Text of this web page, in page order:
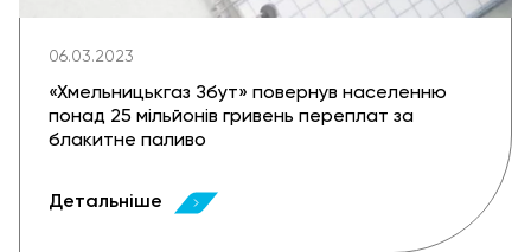
06.03.2023
«Хмельницькгаз Збут» повернув населенню
понад 25 мільйонів гривень переплат за
блакитне паливо
Детальніше